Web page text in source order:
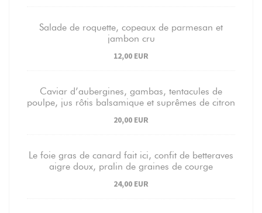
Salade de roquette, copeaux de parmesan et
jambon cru
12,00 EUR
Caviar d’aubergines, gambas, tentacules de
poulpe, jus rôtis balsamique et suprêmes de citron
20,00 EUR
Le foie gras de canard fait ici, confit de betteraves
aigre doux, pralin de graines de courge
24,00 EUR